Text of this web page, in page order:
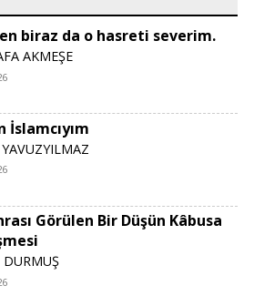
biraz da o hasreti severim.
AKMEŞE
İslamcıyım
Görülen Bir Düşün Kâbusa
DURMUŞ